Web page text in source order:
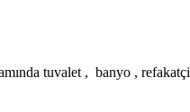
tuvalet , banyo , refakatçi